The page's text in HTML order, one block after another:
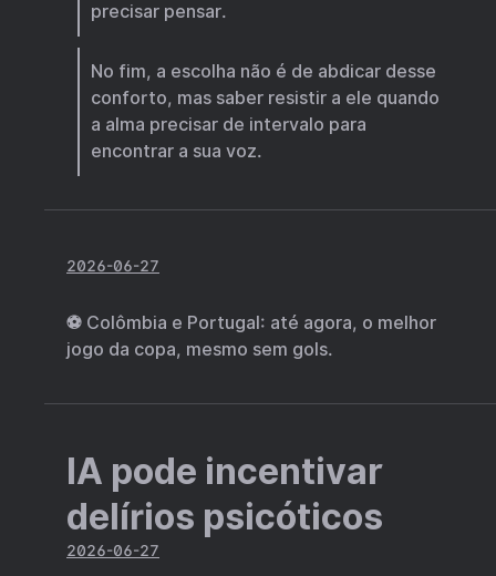
precisar pensar.
No fim, a escolha não é de abdicar desse
conforto, mas saber resistir a ele quando
a alma precisar de intervalo para
encontrar a sua voz.
2026-06-27
⚽ Colômbia e Portugal: até agora, o melhor
jogo da copa, mesmo sem gols.
IA pode incentivar
delírios psicóticos
2026-06-27